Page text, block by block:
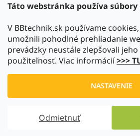
Táto webstránka používa súbory
V BBtechnik.sk používame
umožnili pohodlné prehliadanie
prevádzky neustále zlepšovali
použiteľnosť. Viac informácií>>>
NASTAVENIE
Odmietnuť
bbtechnik
https://www.youtube.com/@bb-
www.bbtechnik.sk.
Upraviť nastavenie